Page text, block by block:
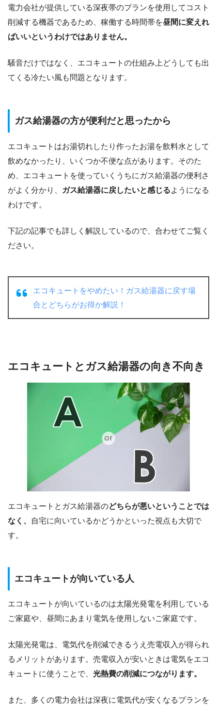
電力会社が提供している深夜帯のプランを使用してコスト
削減する機器であるため、稼働する時間帯を昼間に変えれ
ばいいというわけではありません。
騒音だけではなく、エコキュートの仕組み上どうしても出
てくる冷たい風も問題となります。
ガス給湯器の方が便利だと思ったから
エコキュートはお湯切れしたり作ったお湯を飲料水として
飲めなかったり、いくつか不便な点があります。そのた
め、エコキュートを使っていくうちにガス給湯器の便利さ
がよく分かり、
ガス給湯器に戻したいと感じるようになる
わけです。
下記の記事でも詳しく解説しているので、合わせてご覧く
ださい。
エコキュートをやめたい！ガス給湯器に戻す場
合とどちらがお得か解説！
エコキュートとガス給湯器の向き不向き
エコキュートとガス給湯器のどちらが悪いということでは
なく、
自宅に向いているかどうかといった視点も大切で
す。
エコキュートが向いている人
エコキュートが向いているのは太陽光発電を利用している
ご家庭や、昼間にあまり電気を使用しないご家庭です。
太陽光発電は、電気代を削減できるうえ売電収入が得られ
るメリットがあります。売電収入が安いときは電気をエコ
キュートに使うことで、 光熱費の削減につながります。
また、多くの電力会社は深夜に電気代が安くなるプランを